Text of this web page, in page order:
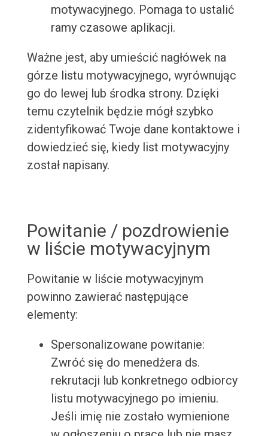
motywacyjnego. Pomaga to ustalić
ramy czasowe aplikacji.
Ważne jest, aby umieścić nagłówek na
górze listu motywacyjnego, wyrównując
go do lewej lub środka strony. Dzięki
temu czytelnik będzie mógł szybko
zidentyfikować Twoje dane kontaktowe i
dowiedzieć się, kiedy list motywacyjny
został napisany.
Powitanie / pozdrowienie
w liście motywacyjnym
Powitanie w liście motywacyjnym
powinno zawierać następujące
elementy:
Spersonalizowane powitanie:
Zwróć się do menedżera ds.
rekrutacji lub konkretnego odbiorcy
listu motywacyjnego po imieniu.
Jeśli imię nie zostało wymienione